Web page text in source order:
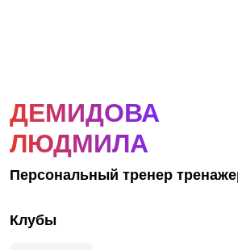
ДЕМИДОВА
ЛЮДМИЛА
Персональный тренер
Клубы